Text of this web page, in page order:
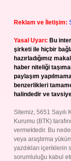
Reklam ve İletişim:
Yasal Uyarı: Bu
şirketi ile hiçbir
hazırladığımız
haber niteliği
paylaşım
benzerlikleri
halindedir ve
Sitemiz, 5651
Kurumu (BTK)
vermektedir. Bu
veya araştırma
yazdıkları içeriklerin
sorumluluğu kabul